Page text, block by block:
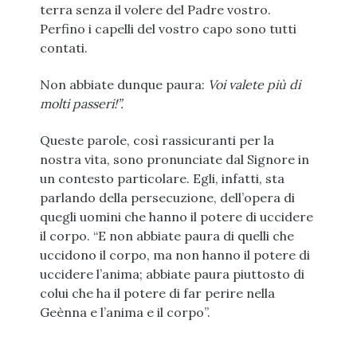
terra senza il volere del Padre vostro.
Perfino i capelli del vostro capo sono tutti
contati.
Non abbiate dunque paura: Voi valete più di
molti passeri!”.
Queste parole, così rassicuranti per la
nostra vita, sono pronunciate dal Signore in
un contesto particolare. Egli, infatti, sta
parlando della persecuzione, dell’opera di
quegli uomini che hanno il potere di uccidere
il corpo. “E non abbiate paura di quelli che
uccidono il corpo, ma non hanno il potere di
uccidere l’anima; abbiate paura piuttosto di
colui che ha il potere di far perire nella
Geènna e l’anima e il corpo”.